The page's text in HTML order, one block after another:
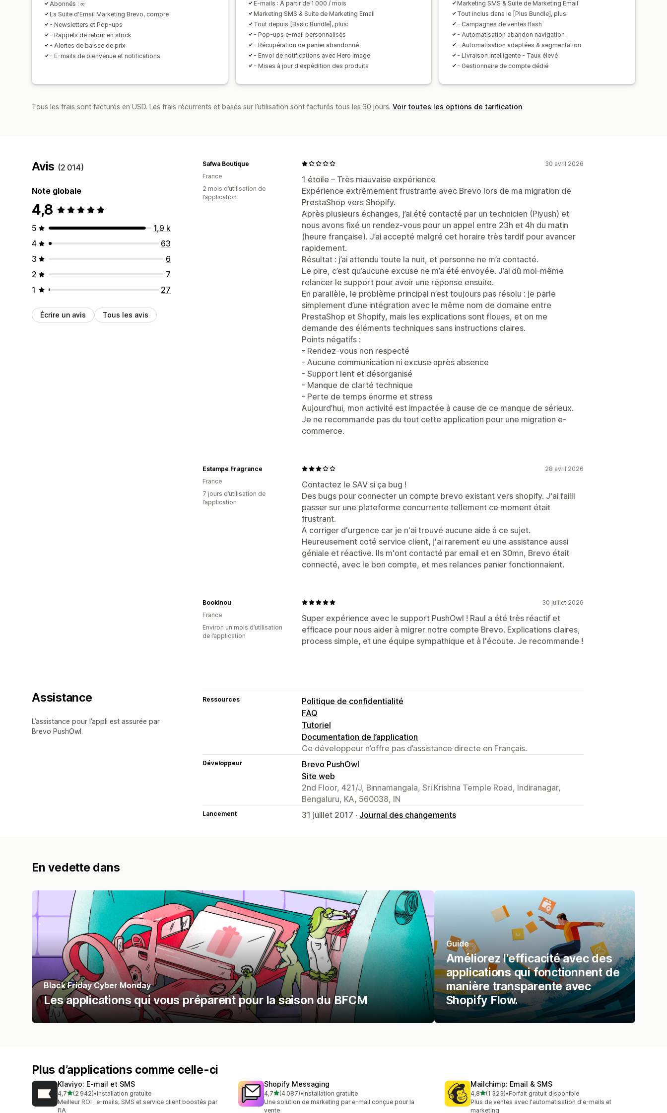
Ciblage Géolocalisation Balisage Suivi
Rapports
Analyses de données
API et webhooks
Abonnés : ∞
La Suite d'Email Marketing Brevo, compre
- Newsletters et Pop-ups
- Rappels de retour en stock
- Alertes de baisse de prix
- E-mails de bienvenue et notifications
E-mails : À partir de 1 000 / mois
Marketing SMS & Suite de Marketing Email
Tout depuis [Basic Bundle], plus:
- Pop-ups e-mail personnalisés
- Récupération de panier abandonné
- Envoi de notifications avec Hero Image
- Mises à jour d'expédition des produits
Marketing SMS & Suite de Marketing Email
Tout inclus dans le [Plus Bundle], plus
- Campagnes de ventes flash
- Automatisation abandon navigation
- Automatisation adaptées & segmentation
- Livraison intelligente - Taux élevé
- Gestionnaire de compte dédié
Tous les frais sont facturés en USD. Les frais récurrents et basés sur l’utilisation sont facturés tous les 30 jours. Voir toutes les options de tarification
Avis (2 014)
Note globale
4,8
5
1,9 k
4
63
3
6
2
7
1
27
Écrire un avis Tous les avis
30 avril 2026
1 étoile – Très mauvaise expérience
Expérience extrêmement frustrante avec Brevo lors de ma migration de
PrestaShop vers Shopify.
Après plusieurs échanges, j’ai été contacté par un technicien (Piyush) et
nous avons fixé un rendez-vous pour un appel entre 23h et 4h du matin
(heure française). J’ai accepté malgré cet horaire très tardif pour avancer
rapidement.
Résultat : j’ai attendu toute la nuit, et personne ne m’a contacté.
Le pire, c’est qu’aucune excuse ne m’a été envoyée. J’ai dû moi-même
relancer le support pour avoir une réponse ensuite.
En parallèle, le problème principal n’est toujours pas résolu : je parle
simplement d’une intégration avec le même nom de domaine entre
PrestaShop et Shopify, mais les explications sont floues, et on me
demande des éléments techniques sans instructions claires.
Points négatifs :
- Rendez-vous non respecté
- Aucune communication ni excuse après absence
- Support lent et désorganisé
- Manque de clarté technique
- Perte de temps énorme et stress
Aujourd’hui, mon activité est impactée à cause de ce manque de sérieux.
Je ne recommande pas du tout cette application pour une migration e-
commerce.
Safwa Boutique
France
2 mois d’utilisation de
l’application
28 avril 2026
Contactez le SAV si ça bug !
Des bugs pour connecter un compte brevo existant vers shopify. J'ai failli
passer sur une plateforme concurrente tellement ce moment était
frustrant.
A corriger d'urgence car je n'ai trouvé aucune aide à ce sujet.
Heureusement coté service client, j'ai rarement eu une assistance aussi
géniale et réactive. Ils m'ont contacté par email et en 30mn, Brevo était
connecté, avec le bon compte, et mes relances panier fonctionnaient.
Estampe Fragrance
France
7 jours d’utilisation de
l’application
30 juillet 2026
Super expérience avec le support PushOwl ! Raul a été très réactif et
efficace pour nous aider à migrer notre compte Brevo. Explications claires,
process simple, et une équipe sympathique et à l'écoute. Je recommande !
Bookinou
France
Environ un mois d’utilisation
de l’application
Assistance
L’assistance pour l’appli est assurée par
Brevo PushOwl.
Ressources
Politique de confidentialité
FAQ
Tutoriel
Documentation de l’application
Ce développeur n’offre pas d’assistance directe en Français.
Développeur
Brevo PushOwl
Site web
2nd Floor, 421/J, Binnamangala, Sri Krishna Temple Road, Indiranagar,
Bengaluru, KA, 560038, IN
Lancement 31 juillet 2017 · Journal des changements
En vedette dans
Black Friday Cyber Monday
Les applications qui vous préparent pour la saison du BFCM
Guide
Améliorez l’efficacité avec des
applications qui fonctionnent de
manière transparente avec
Shopify Flow.
Plus d’applications comme celle-ci
Klaviyo: E‑mail et SMS
4,7étoile(s) sur 5
(2 942)
2942 avis au total
•Installation gratuite
Meilleur ROI : e-mails, SMS et service client boostés par
l’IA
Shopify Messaging
4,7étoile(s) sur 5
(4 087)
4087 avis au total
•Installation gratuite
Une solution de marketing par e-mail conçue pour la
vente
Mailchimp: Email & SMS
4,8étoile(s) sur 5
(1 323)
1323 avis au total
•Forfait gratuit disponible
Plus de ventes avec l'automatisation d'e-mails et
marketing